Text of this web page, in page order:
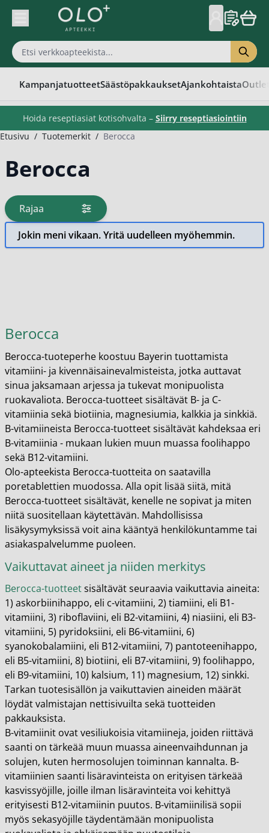
Skip to Content
KampanjatuotteetSäästöpakkauksetAjankohtaista
Hoida reseptiasiat kotisohvalta – Siirry reseptiasiointiin
Etusivu / Tuotemerkit / Berocca
Berocca
Rajaa
tuotteita
Jokin meni vikaan. Yritä uudelleen myöhemmin.
Berocca
Berocca-tuoteperhe koostuu Bayerin tuottamista
vitamiini- ja kivennäisainevalmisteista, jotka auttavat
sinua jaksamaan arjessa ja tukevat monipuolista
ruokavaliota. Berocca-tuotteet sisältävät B- ja C-
vitamiinia sekä biotiinia, magnesiumia, kalkkia ja sinkkiä.
B-vitamiineista Berocca-tuotteet sisältävät kahdeksaa eri
B-vitamiinia - mukaan lukien muun muassa foolihappo
sekä B12-vitamiini.
Olo-apteekista Berocca-tuotteita on saatavilla
poretablettien muodossa. Alla opit lisää siitä, mitä
Berocca-tuotteet sisältävät, kenelle ne sopivat ja miten
niitä suositellaan käytettävän. Mahdollisissa
lisäkysymyksissä voit aina kääntyä henkilökuntamme tai
asiakaspalvelumme puoleen.
Vaikuttavat aineet ja niiden merkitys
Berocca-tuotteetsisältävät seuraavia vaikuttavia aineita:
1) askorbiinihappo, eli c-vitamiini, 2) tiamiini, eli B1-
vitamiini, 3) riboflaviini, eli B2-vitamiini, 4) niasiini, eli B3-
vitamiini, 5) pyridoksiini, eli B6-vitamiini, 6)
syanokobalamiini, eli B12-vitamiini, 7) pantoteenihappo,
eli B5-vitamiini, 8) biotiini, eli B7-vitamiini, 9) foolihappo,
eli B9-vitamiini, 10) kalsium, 11) magnesium, 12) sinkki.
Tarkan tuotesisällön ja vaikuttavien aineiden määrät
löydät valmistajan nettisivuilta sekä tuotteiden
pakkauksista.
B-vitamiinit ovat vesiliukoisia vitamiineja, joiden riittävä
saanti on tärkeää muun muassa aineenvaihdunnan ja
solujen, kuten hermosolujen toiminnan kannalta. B-
vitamiinien saanti lisäravinteista on erityisen tärkeää
kasvissyöjille, joille ilman lisäravinteita voi kehittyä
erityisesti B12-vitamiinin puutos. B-vitamiinilisä sopii
myös sekasyöjille täydentämään monipuolista